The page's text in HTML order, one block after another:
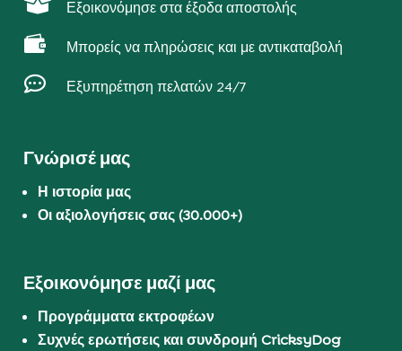
 Εξοικονόμησε στα έξοδα αποστολής
 Μπορείς να πληρώσεις και με αντικαταβολή
 Εξυπηρέτηση πελατών 24/7
Γνώρισέ μας
Η ιστορία μας
Οι αξιολογήσεις σας (30.000+)
Εξοικονόμησε μαζί μας
Προγράμματα εκτροφέων
Συχνές ερωτήσεις και συνδρομή CricksyDog